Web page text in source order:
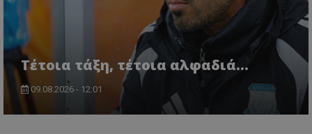
Τέτοια τάξη, τέτοια αλφαδιά...
09.08.2026 - 12:01